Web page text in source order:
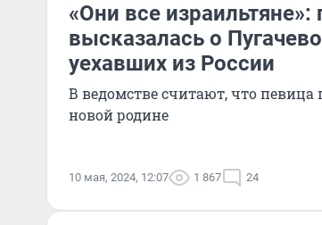
«Они все
высказалась о
уехавших из России
В ведомстве считают, что певица
новой родине
10 мая, 2024, 12:07 1 867 24